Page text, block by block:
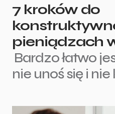
7 kroków do
pieniądzach
Bardzo łatwo
nie unoś się i